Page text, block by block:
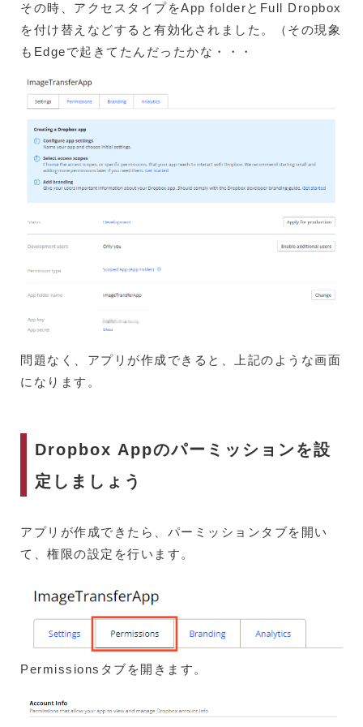
その時、アクセスタイプをApp folderとFull Dropbox
を付け替えなどすると有効化されました。（その現象
もEdgeで起きてたんだったかな・・・
問題なく、アプリが作成できると、上記のような画面
になります。
Dropbox Appのパーミッションを設
定しましょう
アプリが作成できたら、パーミッションタブを開い
て、権限の設定を行います。
Permissionsタブを開きます。